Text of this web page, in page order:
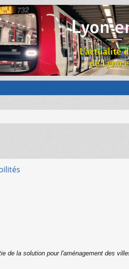
de la solution pour l'aménagement des